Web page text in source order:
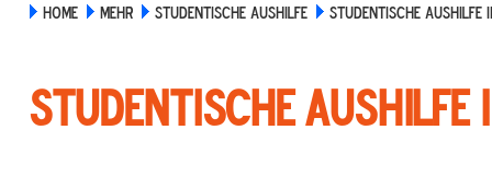
HOME MEHR STUDENTISCHE AUSHILFE STUDENTISCHE AUSHILFE
Studentische Aushilfe